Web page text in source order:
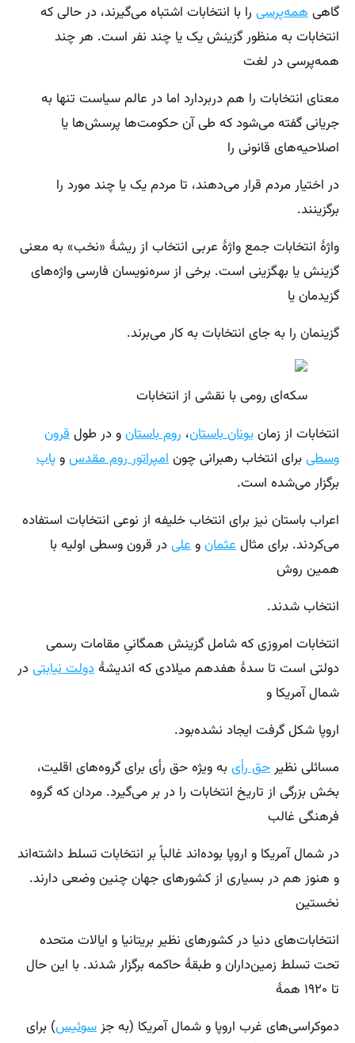
گاهیهمه‌پرسی را با انتخابات اشتباه می‌گیرند، در حالی که
انتخابات به منظور گزینش یک یا چند نفر است. هر چند
همه‌پرسی در لغت
معنای انتخابات را هم دربردارد اما در عالم سیاست تنها به
جریانی گفته می‌شود که طی آن حکومت‌ها پرسش‌ها یا
اصلاحیه‌های قانونی را
در اختیار مردم قرار می‌دهند، تا مردم یک یا چند مورد را
برگزینند.
واژهٔ انتخابات جمع واژهٔ عربی انتخاب از ریشهٔ «نخب» به معنی
گزینش یا بهگزینی است. برخی از سره‌نویسان فارسی واژه‌های
گزیدمان یا
گزینمان را به جای انتخابات به کار می‌برند.
سکه‌ای رومی با نقشی از انتخابات
انتخابات از زمانیونان باستان، روم باستانو در طولقرون
وسطیبرای انتخاب رهبرانی چونامپراتور روم مقدسوپاپ
برگزار می‌شده است.
اعراب باستان نیز برای انتخاب خلیفه از نوعی انتخابات استفاده
می‌کردند. برای مثالعثمانوعلیدر قرون وسطی اولیه با
همین روش
انتخاب شدند.
انتخابات امروزی که شامل گزینش همگانیِ مقامات رسمی
دولتی است تا سدهٔ هفدهم میلادی که اندیشهٔدولت نیابتیدر
شمال آمریکا و
اروپا شکل گرفت ایجاد نشده‌بود.
مسائلی نظیر حق رأیبه ویژه حق رأی برای گروه‌های اقلیت،
بخش بزرگی از تاریخ انتخابات را در بر می‌گیرد. مردان که گروه
فرهنگی غالب
در شمال آمریکا و اروپا بوده‌اند غالباً بر انتخابات تسلط داشته‌اند
و هنوز هم در بسیاری از کشورهای جهان چنین وضعی دارند.
نخستین
انتخابات‌های دنیا در کشورهای نظیر بریتانیا و ایالات متحده
تحت تسلط زمین‌داران و طبقهٔ حاکمه برگزار شدند. با این حال
تا ۱۹۲۰ همهٔ
دموکراسی‌های غرب اروپا و شمال آمریکا (به جز سوئیس) برای